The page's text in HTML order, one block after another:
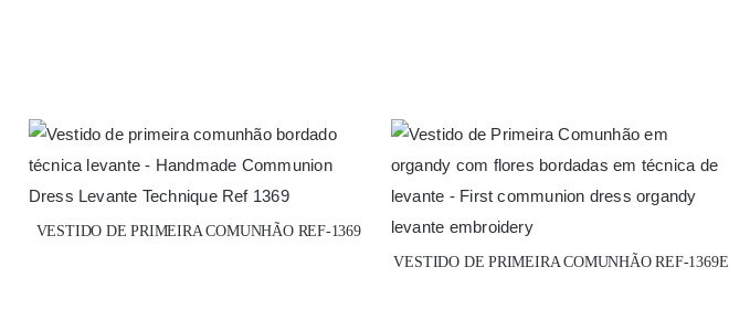
VESTIDO DE PRIMEIRA COMUNHÃO REF-1369
VESTIDO DE PRIMEIRA COMUNHÃO REF-1369E